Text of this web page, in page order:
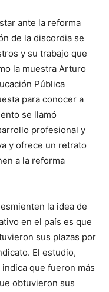
ante la reforma
de la discordia se
y su trabajo que
la muestra Arturo
Pública
para conocer a
se llamó
profesional y
y ofrece un retrato
a la reforma
la idea de
en el país es que
sus plazas por
El estudio,
que fueron más
obtuvieron sus